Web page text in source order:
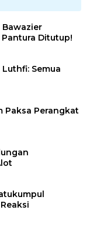
Bawazier
Pantura Ditutup!
Semua
Paksa Perangkat